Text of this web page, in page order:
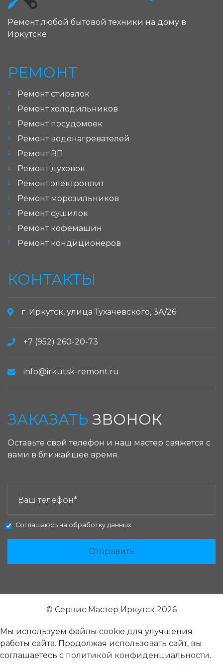
Ремонт любой бытовой техники на дому в
Иркутске
РЕМОНТ
Ремонт стиралок
Ремонт холодильников
Ремонт посудомоек
Ремонт водонагревателей
Ремонт ВП
Ремонт духовок
Ремонт электроплит
Ремонт морозильников
Ремонт сушилок
Ремонт кофемашин
Ремонт кондиционеров
КОНТАКТЫ
г. Иркутск, улица Тухачевского, 3А/26
+7 (952) 260-20-73
info@irkutsk-remont.ru
ЗАКАЗАТЬ ЗВОНОК
Оставьте свой телефон и наш мастер свяжется с
вами в ближайшее время.
Соглашаюсь на обработку данных
Отправить
© Сервис Мастер Иркутск 2026
Мы используем файлы cookie для улучшения
работы сайта. Продолжая использовать сайт, вы
соглашаетесь с политикой конфиденциальности.